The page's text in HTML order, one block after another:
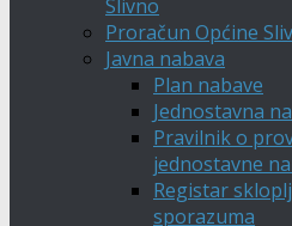
Slivno
Proračun Općine
Javna nabava
Plan nabave
Jednostavna
Pravilnik o
jednostavne
Registar
sporazuma